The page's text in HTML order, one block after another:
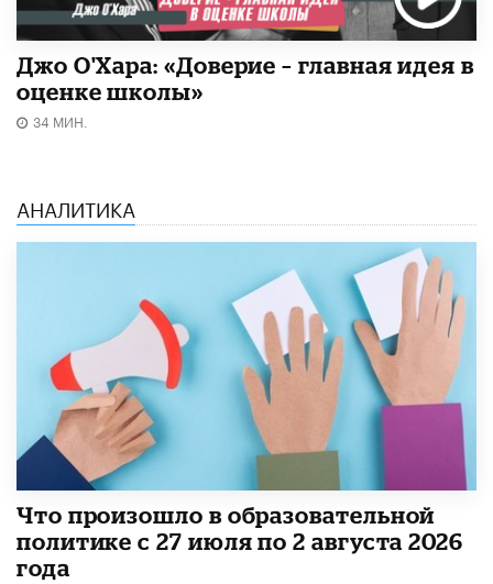
Джо О'Хара: «Доверие – главная идея в
оценке школы»
34 МИН.
АНАЛИТИКА
​Что произошло в образовательной
политике с 27 июля по 2 августа 2026
года